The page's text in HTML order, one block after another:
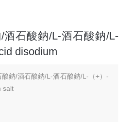
酒石酸鈉/L-酒石酸鈉/L-
disodium
酸鈉/酒石酸鈉/L-酒石酸鈉/L-（+）-
salt